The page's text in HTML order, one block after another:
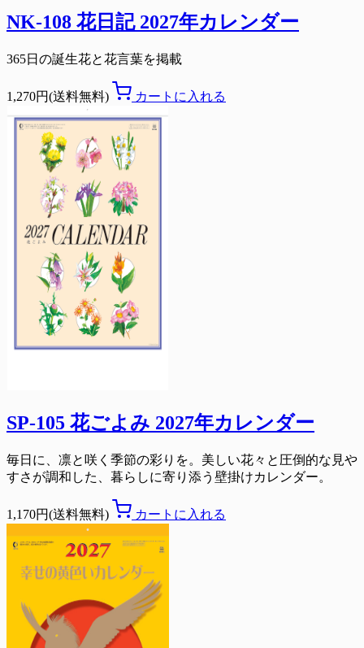
NK-108 花日記 2027年カレンダー
365日の誕生花と花言葉を掲載
1,270円(送料無料) カートに入れる
SP-105 花ごよみ 2027年カレンダー
毎日に、凛と咲く季節の彩りを。美しい花々と圧倒的な見や
すさが調和した、暮らしに寄り添う壁掛けカレンダー。
1,170円(送料無料) カートに入れる